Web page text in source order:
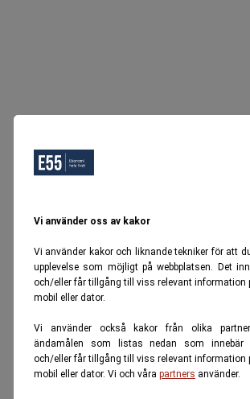
Vi använder oss av kakor
Vi använder kakor och liknande tekniker för att
upplevelse som möjligt på webbplatsen. Det
och/eller får tillgång till viss relevant information
mobil eller dator.
Vi använder också kakor från olika
ändamålen som listas nedan som innebär
och/eller får tillgång till viss relevant information
mobil eller dator. Vi och våra partners använder.